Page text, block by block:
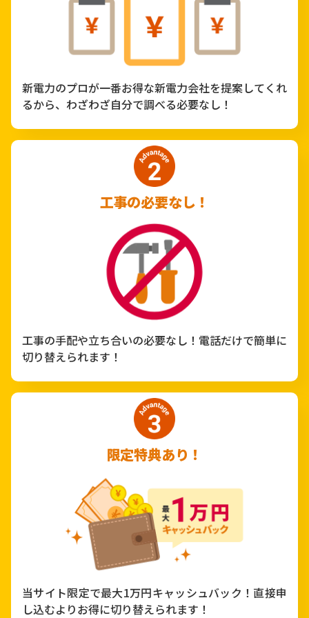
新電力のプロが一番お得な新電力会社を提案してくれ
るから、わざわざ自分で調べる必要なし！
工事の必要なし！
工事の手配や立ち合いの必要なし！電話だけで簡単に
切り替えられます！
限定特典あり！
当サイト限定で最大1万円キャッシュバック！直接申
し込むよりお得に切り替えられます！